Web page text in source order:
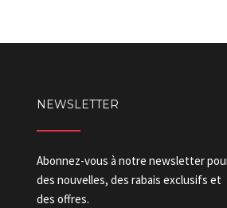
NEWSLETTER
Abonnez-vous à notre newsletter
des nouvelles, des rabais exclusifs et
des offres.